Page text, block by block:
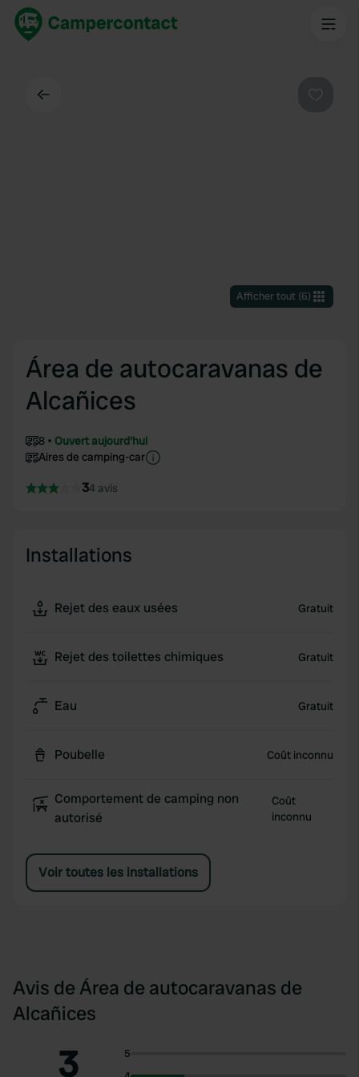
Afficher tout(6)
Área de autocaravanas de
Alcañices
8
Ouvert aujourd'hui
Aires de camping-car
34 avis
Installations
Rejet des eaux usées Gratuit
Rejet des toilettes chimiques Gratuit
Eau Gratuit
Poubelle Coût inconnu
Comportement de camping non
autorisé
Coût
inconnu
Voir toutes les installations
Avis de Área de autocaravanas de
Alcañices
3
5